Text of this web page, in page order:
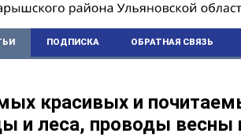
ПОДПИСКА ОБРАТНАЯ СВЯЗЬ
красивых и
и леса, проводы весны